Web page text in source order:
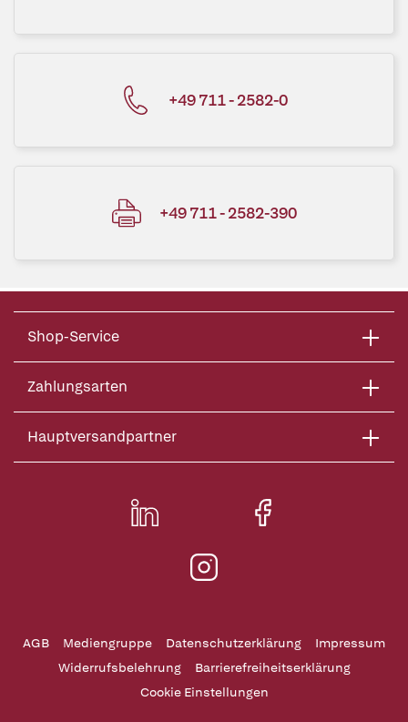
+49 711 - 2582-0
+49 711 - 2582-390
Shop-Service
Zahlungsarten
Hauptversandpartner
AGB Mediengruppe Datenschutzerklärung
Impressum
Widerrufsbelehrung
Barrierefreiheitserklärung
Cookie Einstellungen